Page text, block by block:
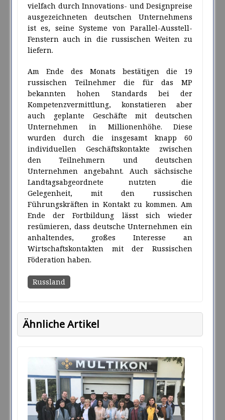
vielfach durch Innovations- und Designpreise
ausgezeichneten deutschen Unternehmens
ist es, seine Systeme von Parallel-Ausstell-
Fenstern auch in die russischen Weiten zu
liefern.
Am Ende des Monats bestätigen die 19
russischen Teilnehmer die für das MP
bekannten hohen Standards bei der
Kompetenzvermittlung, konstatieren aber
auch geplante Geschäfte mit deutschen
Unternehmen in Millionenhöhe. Diese
wurden durch die insgesamt knapp 60
individuellen Geschäftskontakte zwischen
den Teilnehmern und deutschen
Unternehmen angebahnt. Auch sächsische
Landtagsabgeordnete nutzten die
Gelegenheit, mit den russischen
Führungskräften in Kontakt zu kommen. Am
Ende der Fortbildung lässt sich wieder
resümieren, dass deutsche Unternehmen ein
anhaltendes, großes Interesse an
Wirtschaftskontakten mit der Russischen
Föderation haben.
Russland
Ähnliche Artikel